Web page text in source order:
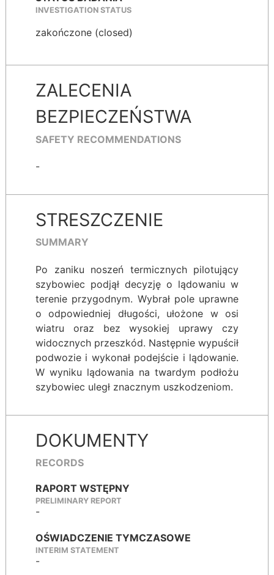
INVESTIGATION STATUS
zakończone (closed)
ZALECENIA
BEZPIECZEŃSTWA
SAFETY RECOMMENDATIONS
-
STRESZCZENIE
SUMMARY
Po zaniku noszeń termicznych pilotujący
szybowiec podjął decyzję o lądowaniu w
terenie przygodnym. Wybrał pole uprawne
o odpowiedniej długości, ułożone w osi
wiatru oraz bez wysokiej uprawy czy
widocznych przeszkód. Następnie wypuścił
podwozie i wykonał podejście i lądowanie.
W wyniku lądowania na twardym podłożu
szybowiec uległ znacznym uszkodzeniom.
DOKUMENTY
RECORDS
RAPORT WSTĘPNY
PRELIMINARY REPORT
-
OŚWIADCZENIE TYMCZASOWE
INTERIM STATEMENT
-